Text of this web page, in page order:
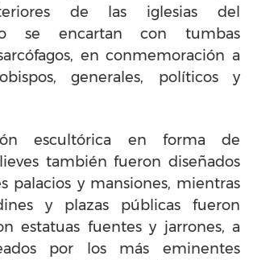
de las iglesias del
se encartan con tumbas
en conmemoración a
generales, políticos y
escultórica en forma de
también fueron diseñados
palacios y mansiones, mientras
y plazas públicas fueron
estatuas fuentes y jarrones, a
por los más eminentes